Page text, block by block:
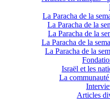
La Paracha de la
La Paracha de la
La Paracha de la
La Paracha de la
La Paracha de la
Israël et les
La
Articles